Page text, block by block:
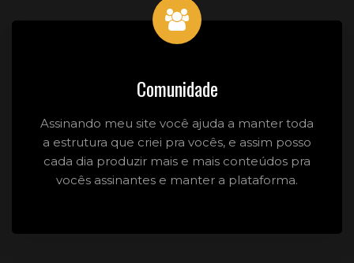
Comunidade
Assinando meu site você ajuda a manter toda
a estrutura que criei pra vocês, e assim posso
cada dia produzir mais e mais conteúdos pra
vocês assinantes e manter a plataforma.